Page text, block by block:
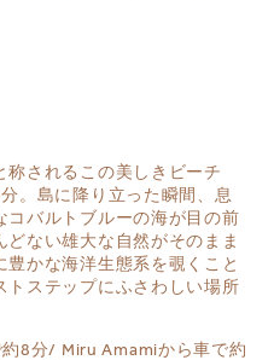
されるこの美しきビーチ
。島に降り立った瞬間、息
コバルトブルーの海が目の前
ない雄大な自然がそのまま
かな海洋生態系を覗くこと
トステップにふさわしい場所
8分/ Miru Amamiから車で約